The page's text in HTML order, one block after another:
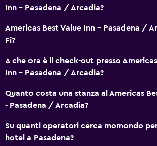
Lavatrice
Servizi e comodità
Check-out veloce
Servizio in camera
Guardaroba o armadio
Inn - Pasadena / Arcadia?
Americas Best Value Inn - Pasadena /
Fi?
A che ora è il check-out presso
Inn - Pasadena / Arcadia?
Quanto costa una stanza al Americas
- Pasadena / Arcadia?
Su quanti operatori cerca momondo
hotel a Pasadena?